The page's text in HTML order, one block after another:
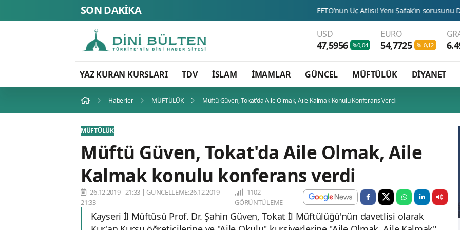
SON DAKİKA FETÖ’nün Üç Atlısı! Yeni Şafak’ın sorusunu Dini Bülten
USD
47,5956 %0,04
EURO
54,7725 %-0,12
YAZ KURAN KURSLARI TDV İSLAM İMAMLAR GÜNCEL MÜFTÜLÜK DİYANET
Haberler MÜFTÜLÜK Müftü Güven, Tokat'da Aile Olmak, Aile Kalmak Konulu Konferans Verdi
MÜFTÜLÜK
Müftü Güven, Tokat'da Aile Olmak, Aile
Kalmak konulu konferans verdi
26.12.2019 - 21:33 | GÜNCELLEME:26.12.2019 -
21:33
1102
GÖRÜNTÜLEME
Kayseri İl Müftüsü Prof. Dr. Şahin Güven, Tokat İl Müftülüğü'nün davetlisi olarak